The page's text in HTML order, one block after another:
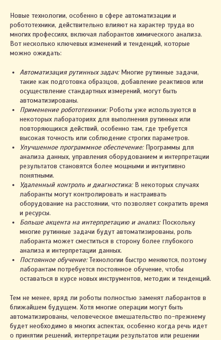
Новые технологии, особенно в сфере автоматизации и
робототехники, действительно влияют на характер труда во
многих профессиях, включая лаборантов химического анализа.
Вот несколько ключевых изменений и тенденций, которые
можно ожидать:
Автоматизация рутинных задач:Многие рутинные задачи,
такие как подготовка образцов, добавление реактивов или
осуществление стандартных измерений, могут быть
автоматизированы.
Применение робототехники:Роботы уже используются в
некоторых лабораториях для выполнения рутинных или
повторяющихся действий, особенно там, где требуется
высокая точность или соблюдение строгих параметров.
Улучшенное программное обеспечение:Программы для
анализа данных, управления оборудованием и интерпретации
результатов становятся более мощными и интуитивно
понятными.
Удаленный контроль и диагностика:В некоторых случаях
лаборанты могут контролировать и настраивать
оборудование на расстоянии, что позволяет сократить время
и ресурсы.
Больше акцента на интерпретацию и анализ:Поскольку
многие рутинные задачи будут автоматизированы, роль
лаборанта может сместиться в сторону более глубокого
анализа и интерпретации данных.
Постоянное обучение:Технологии быстро меняются, поэтому
лаборантам потребуется постоянное обучение, чтобы
оставаться в курсе новых инструментов, методик и тенденций.
Тем не менее, вряд ли роботы полностью заменят лаборантов в
ближайшем будущем. Хотя многие операции могут быть
автоматизированы, человеческое вмешательство по-прежнему
будет необходимо в многих аспектах, особенно когда речь идет
о принятии решений, интерпретации результатов или решении
2023. ИП Автухова Марина Александровна
Св-во о государственной регистрации № 0796122
выдано Жлобинским райисполкомом 03.03.2021
Политика конфиденциальности
Настройки cookie
УНП 491461557
Интернет-сайт включён в БЕЛГИЭ
Республики Беларусь 01.11.2023 за №191590
Правила оплаты и возврата
+375 29 123-58-67